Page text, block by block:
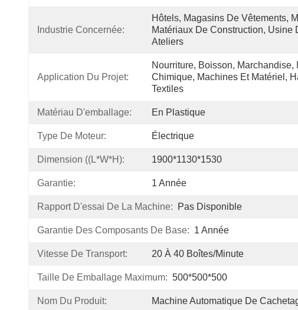
Industrie Concernée:
Hôtels, Magasins De Vêtements,
Matériaux De Construction, Usine
Ateliers
Application Du Projet:
Nourriture, Boisson, Marchandise,
Chimique, Machines Et Matériel,
Textiles
Matériau D'emballage: En Plastique
Type De Moteur: Électrique
Dimension ((L*W*H): 1900*1130*1530
Garantie: 1 Année
Rapport D'essai De La Machine: Pas Disponible
Garantie Des Composants De Base: 1 Année
Vitesse De Transport: 20 À 40 Boîtes/minute
Taille De Emballage Maximum: 500*500*500
Nom Du Produit: Machine Automatique De